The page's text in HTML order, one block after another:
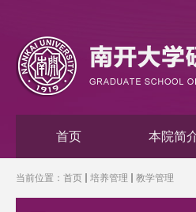
首页 本院简
当前位置： 首页 培养管理 教学管理